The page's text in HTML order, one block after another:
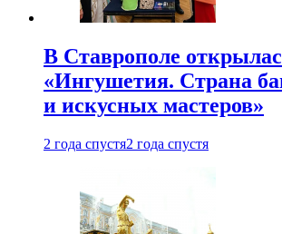
В Ставрополе
«Ингушетия. Страна
и искусных мастеров»
2 года спустя2 года спустя